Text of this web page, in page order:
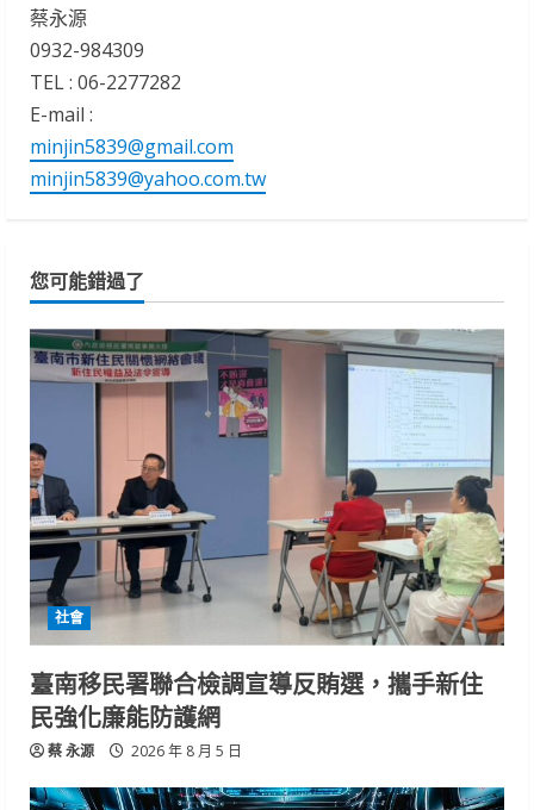
蔡永源
0932-984309
TEL : 06-2277282
E-mail :
minjin5839@gmail.com
minjin5839@yahoo.com.tw
您可能錯過了
社會
臺南移民署聯合檢調宣導反賄選，攜手新住
民強化廉能防護網
蔡 永源 2026 年 8 月 5 日